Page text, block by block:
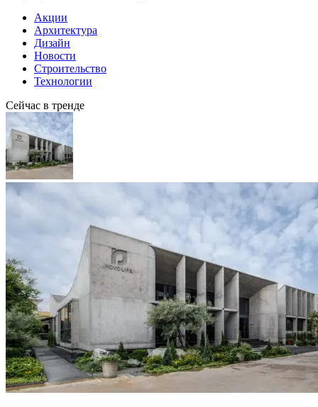
Акции
Архитектура
Дизайн
Новости
Строительство
Технологии
Сейчас в тренде